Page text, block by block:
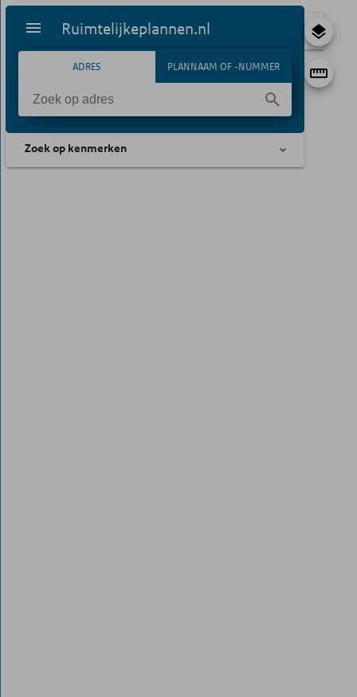
Ruimtelijkeplannen.nl
ADRES PLANNAAM OF -NUMMER
Zoek op kenmerken